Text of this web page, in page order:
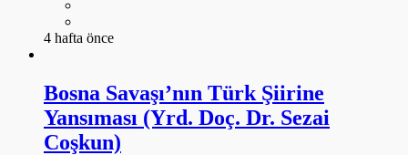
4 hafta önce
Bosna Savaşı’nın Türk Şiirine
Yansıması (Yrd. Doç. Dr. Sezai
Coşkun)